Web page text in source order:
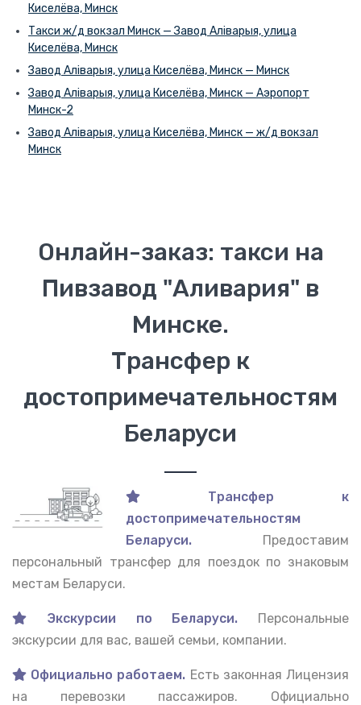
Киселёва, Минск
Такси ж/д вокзал Минск — Завод Аліварыя, улица
Киселёва, Минск
Завод Аліварыя, улица Киселёва, Минск — Минск
Завод Аліварыя, улица Киселёва, Минск — Аэропорт
Минск-2
Завод Аліварыя, улица Киселёва, Минск — ж/д вокзал
Минск
Онлайн-заказ: такси на
Пивзавод "Аливария" в
Минске.
Трансфер к
достопримечательностям
Беларуси
Трансфер к
достопримечательностям
Беларуси. Предоставим
персональный трансфер для поездок по знаковым
местам Беларуси.
Экскурсии по Беларуси. Персональные
экскурсии для вас, вашей семьи, компании.
Официально работаем. Есть законная Лицензия
на перевозки пассажиров. Официально